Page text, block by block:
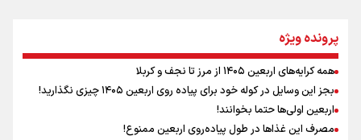
نگاه تمدنی رهبر شهید به فضای مجازی
اینفو برنا / توصیه‌هایی طلایی برای پیاده روی اربعین
پرونده ویژه
همه کرایه‌های اربعین ۱۴۰۵ از مرز تا نجف و کربلا
بجز این وسایل در کوله خود برای پیاده روی اربعین ۱۴۰۵ چیزی نگذارید!
اربعین اولی‌ها حتما بخوانند!
مصرف این غذاها در طول پیاده‌روی اربعین ممنوع!